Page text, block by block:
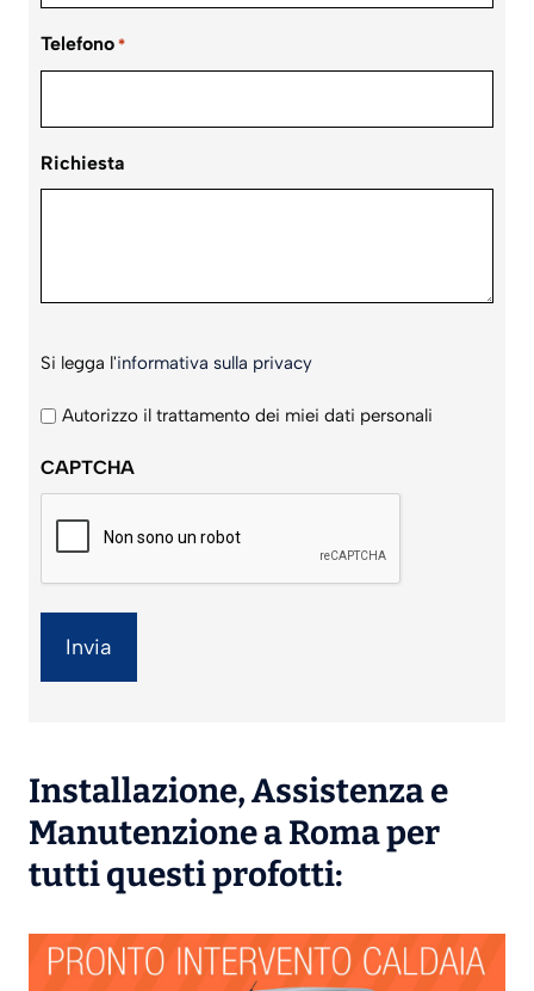
Telefono *
Richiesta
legga
l'informativa
privacy
Si legga l'informativa sulla privacy
Autorizzo il trattamento dei miei dati personali
CAPTCHA
Installazione,Assistenzae
Manutenzionea Roma per
tutti questi profotti: